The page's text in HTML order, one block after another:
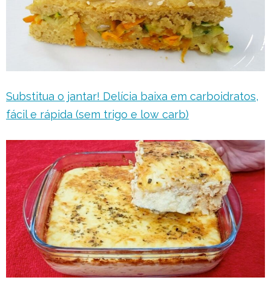
Substitua o jantar! Delícia baixa em carboidratos,
fácil e rápida (sem trigo e low carb)